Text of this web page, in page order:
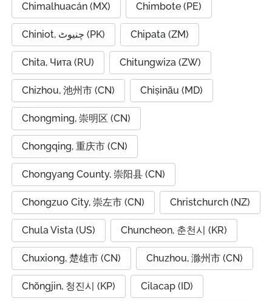
Chimalhuacán (MX) Chimbote (PE)
Chiniot, چنیوٹ (PK) Chipata (ZM)
Chita, Чита (RU) Chitungwiza (ZW)
Chizhou, 池州市 (CN) Chișinău (MD)
Chongming, 崇明区 (CN)
Chongqing, 重庆市 (CN)
Chongyang County, 崇阳县 (CN)
Chongzuo City, 崇左市 (CN) Christchurch (NZ)
Chula Vista (US) Chuncheon, 춘천시 (KR)
Chuxiong, 楚雄市 (CN) Chuzhou, 滁州市 (CN)
Chŏngjin, 청진시 (KP) Cilacap (ID)